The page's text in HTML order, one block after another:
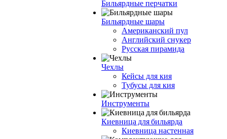
Бильярдные перчатки
Бильярдные шары
Американский пул
Английский снукер
Русская пирамида
Чехлы
Кейсы для кия
Тубусы для кия
Инструменты
Киевница для бильярда
Киевница настенная